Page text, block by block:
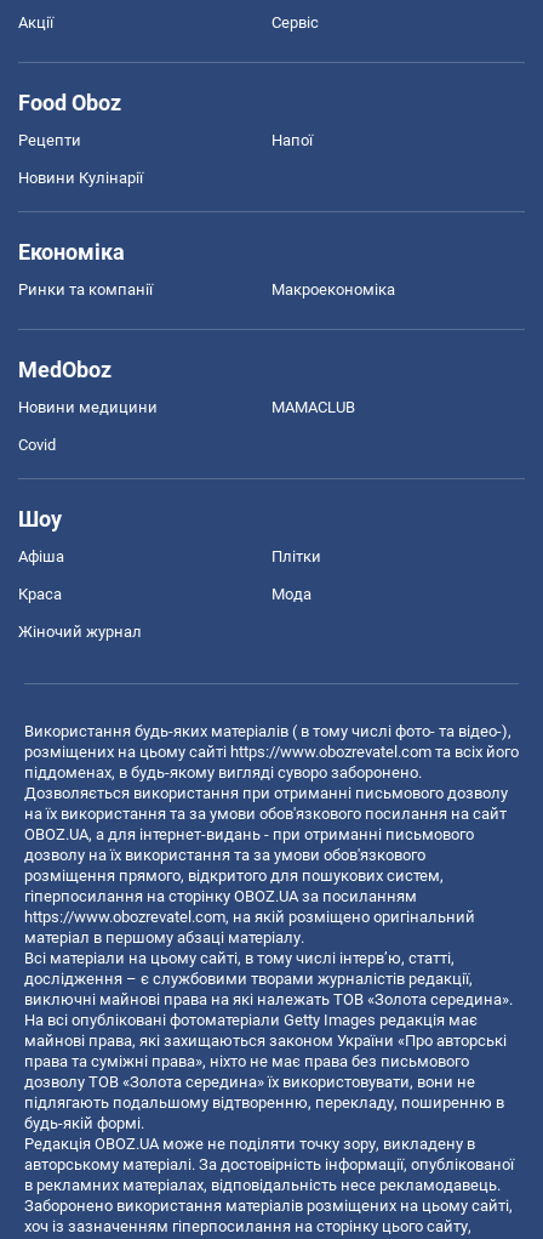
Акції Сервіс
Food Oboz
Рецепти Напої
Новини Кулінарії
Економіка
Ринки та компанії Макроекономіка
MedOboz
Новини медицини MAMACLUB
Covid
Шоу
Афіша Плітки
Краса Мода
Жіночий журнал
Використання будь-яких матеріалів ( в тому числі фото- та відео-),
розміщених на цьому сайті https://www.obozrevatel.com та всіх його
піддоменах, в будь-якому вигляді суворо заборонено.
Дозволяється використання при отриманні письмового дозволу
на їх використання та за умови обов'язкового посилання на сайт
OBOZ.UA, а для інтернет-видань - при отриманні письмового
дозволу на їх використання та за умови обов'язкового
розміщення прямого, відкритого для пошукових систем,
гіперпосилання на сторінку OBOZ.UA за посиланням
https://www.obozrevatel.com, на якій розміщено оригінальний
матеріал в першому абзаці матеріалу.
Всі матеріали на цьому сайті, в тому числі інтерв’ю, статті,
дослідження – є службовими творами журналістів редакції,
виключні майнові права на які належать ТОВ «Золота середина».
На всі опубліковані фотоматеріали Getty Images редакція має
майнові права, які захищаються законом України «Про авторські
права та суміжні права», ніхто не має права без письмового
дозволу ТОВ «Золота середина» їх використовувати, вони не
підлягають подальшому відтворенню, перекладу, поширенню в
будь-якій формі.
Редакція OBOZ.UA може не поділяти точку зору, викладену в
авторському матеріалі. За достовірність інформації, опублікованої
в рекламних матеріалах, відповідальність несе рекламодавець.
Заборонено використання матеріалів розміщених на цьому сайті,
хоч із зазначенням гіперпосилання на сторінку цього сайту,